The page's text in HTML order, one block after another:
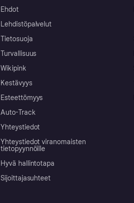
Ehdot
Lehdistöpalvelut
Tietosuoja
Turvallisuus
Wikipink
Kestävyys
Esteettömyys
Auto-Track
Yhteystiedot
Yhteystiedot viranomaisten
tietopyynnöille
Hyvä hallintotapa
Sijoittajasuhteet